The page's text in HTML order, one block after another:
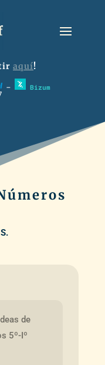
aquí!
– Bizum
de
5º-Iº